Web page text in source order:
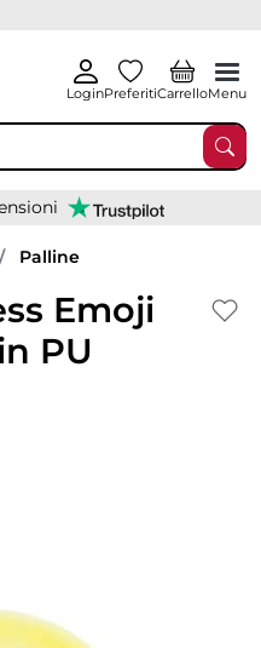
LoginPreferitiCarrelloMenu
Palline
Emoji
PU